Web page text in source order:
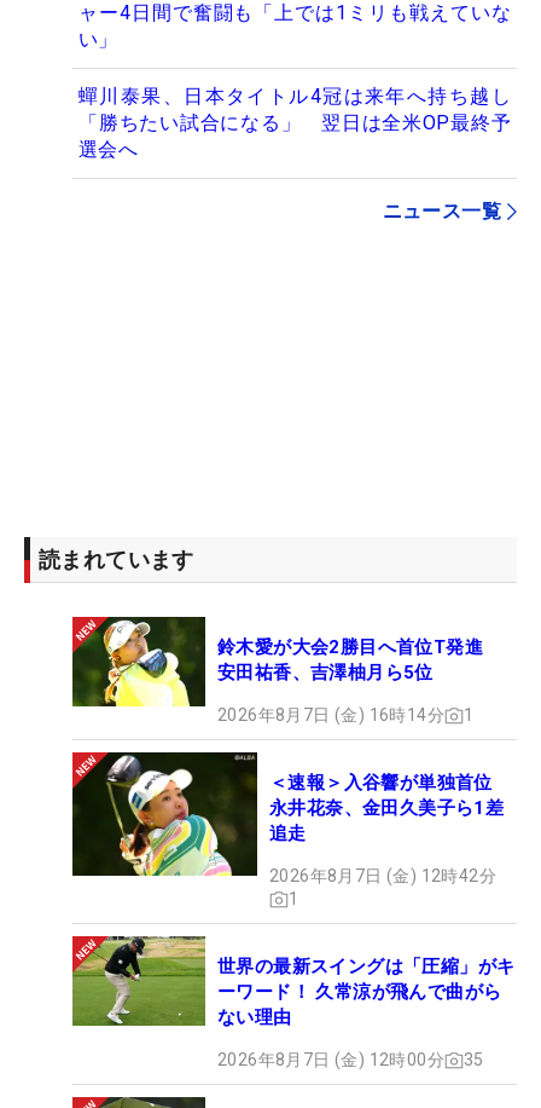
ャー4日間で奮闘も「上では1ミリも戦えていな
い」
蟬川泰果、日本タイトル4冠は来年へ持ち越し
「勝ちたい試合になる」 翌日は全米OP最終予
選会へ
ニュース一覧
読まれています
鈴木愛が大会2勝目へ首位T発進
安田祐香、吉澤柚月ら5位
2026年8月7日 (金) 16時14分 1
＜速報＞入谷響が単独首位
永井花奈、金田久美子ら1差
追走
2026年8月7日 (金) 12時42分
1
世界の最新スイングは「圧縮」がキ
ーワード！ 久常涼が飛んで曲がら
ない理由
2026年8月7日 (金) 12時00分 35